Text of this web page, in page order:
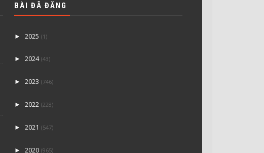
BÀI ĐÃ ĐĂNG
► 2025 (1)
► 2024 (43)
► 2023 (746)
► 2022 (228)
► 2021 (547)
► 2020 (965)